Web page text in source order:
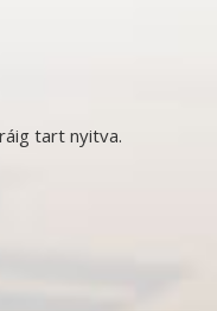
tart nyitva.